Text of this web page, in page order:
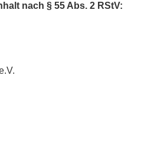
nach § 55 Abs. 2 RStV: